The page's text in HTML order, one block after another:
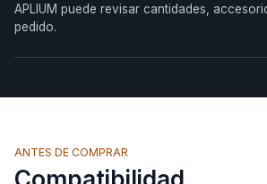
APLIUM puede revisar cantidades,
pedido.
ANTES DE COMPRAR